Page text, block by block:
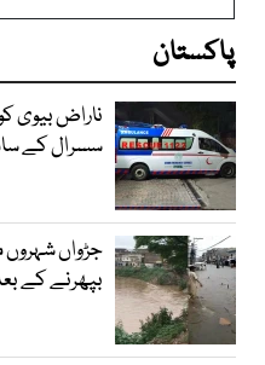
پاکستان
ناراض بیوی
سسرال کے
جڑواں شہروں
بپھرنے کے